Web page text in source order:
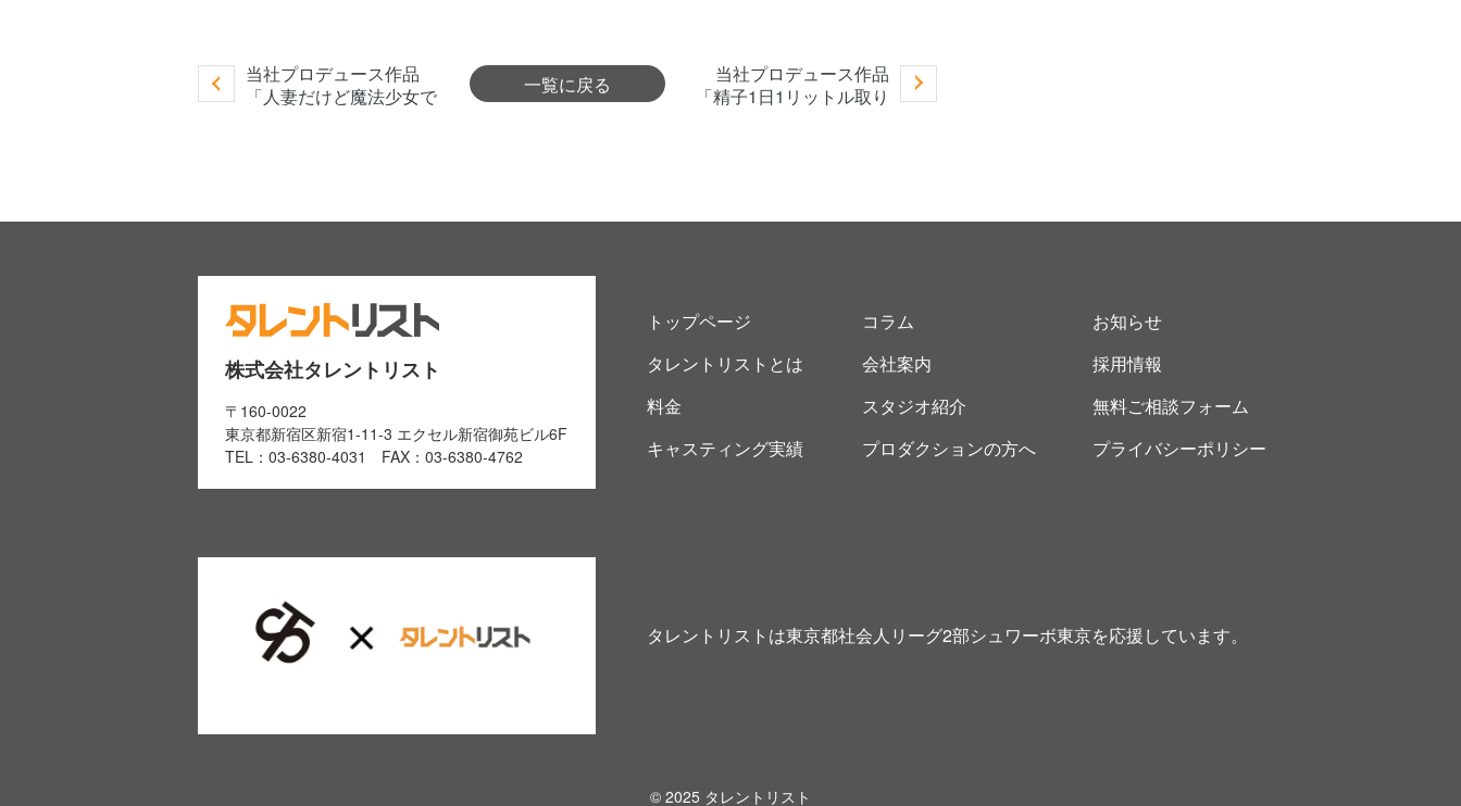
当社プロデュース作品
「人妻だけど魔法少女で
一覧に戻る
当社プロデュース作品
「精子1日1リットル取り
株式会社タレントリスト
〒160-0022
東京都新宿区新宿1-11-3 エクセル新宿御苑ビル6F
TEL：03-6380-4031 FAX：03-6380-4762
トップページ
タレントリストとは
料金
キャスティング実績
コラム
会社案内
スタジオ紹介
プロダクションの方へ
お知らせ
採用情報
無料ご相談フォーム
プライバシーポリシー
タレントリストは東京都社会人リーグ2部シュワーボ東京を応援しています。
© 2025 タレントリスト